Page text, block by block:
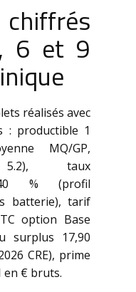
6 et 9
réalisés avec
: productible 1
MQ/GP,
taux
40 % (profil
batterie), tarif
option Base
surplus 17,90
CRE), prime
en € bruts.